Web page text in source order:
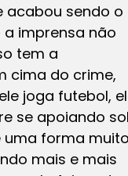
acabou sendo o
imprensa não
tem a
cima do crime,
joga futebol,
se apoiando
uma forma muito
mais e mais